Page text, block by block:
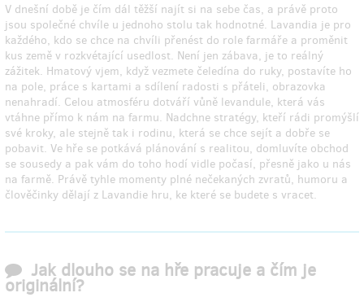
V dnešní době je čím dál těžší najít si na sebe čas, a právě proto
jsou společné chvíle u jednoho stolu tak hodnotné. Lavandia je pro
každého, kdo se chce na chvíli přenést do role farmáře a proměnit
kus země v rozkvétající usedlost. Není jen zábava, je to reálný
zážitek. Hmatový vjem, když vezmete čeledína do ruky, postavíte ho
na pole, práce s kartami a sdílení radosti s přáteli, obrazovka
nenahradí. Celou atmosféru dotváří vůně levandule, která vás
vtáhne přímo k nám na farmu. Nadchne stratégy, kteří rádi promýšlí
své kroky, ale stejně tak i rodinu, která se chce sejít a dobře se
pobavit. Ve hře se potkává plánování s realitou, domluvíte obchod
se sousedy a pak vám do toho hodí vidle počasí, přesně jako u nás
na farmě. Právě tyhle momenty plné nečekaných zvratů, humoru a
člověčinky dělají z Lavandie hru, ke které se budete s vracet.
Jak dlouho se na hře pracuje a čím je
originální?